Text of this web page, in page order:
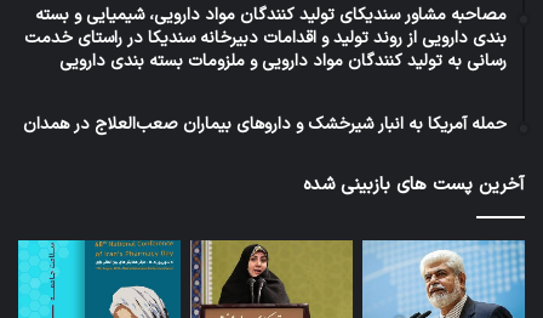
مصاحبه مشاور سندیکای تولید کنندگان مواد دارویی، شیمیایی و بسته
بندی دارویی از روند تولید و اقدامات دبیرخانه سندیکا در راستای خدمت
رسانی به تولید کنندگان مواد دارویی و ملزومات بسته بندی دارویی
حمله آمریکا به انبار شیرخشک و داروهای بیماران صعب‌العلاج در همدان
آخرین پست های بازبینی شده